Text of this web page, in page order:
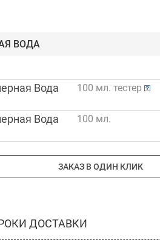
ВОДА
Вода 100 мл. тестер
Вода 100 мл.
ЗАКАЗ В ОДИН КЛИК
ДОСТАВКИ